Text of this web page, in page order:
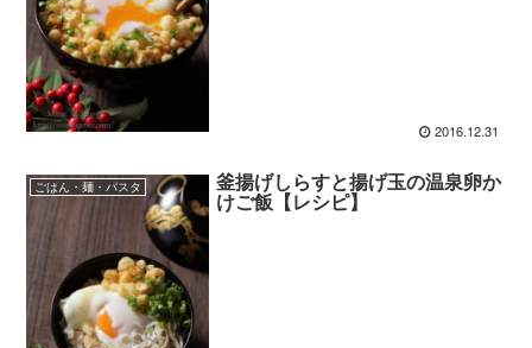
2016.12.31
ごはん・麺・パスタ 釜揚げしらすと揚げ玉の温泉卵か
けご飯【レシピ】